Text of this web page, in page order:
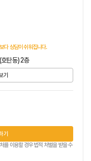
다 상담이 쉬워집니다.
탄동) 2층
기
기
를 이용할 경우 법적 처벌을 받을 수